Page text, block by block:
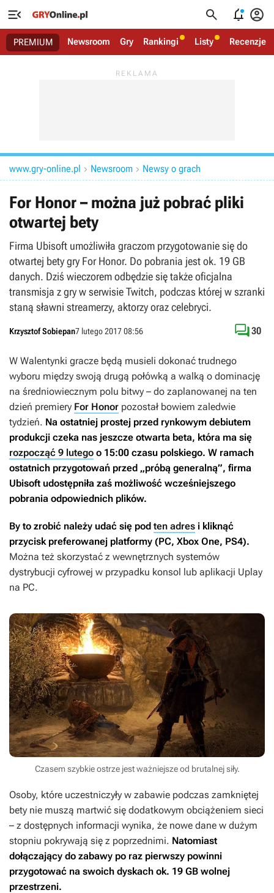
   
PREMIUM Newsroom Gry Rankingi Listy Recenzje
www.gry-online.pl  Newsroom  Newsy o grach
For Honor – można już pobrać pliki
otwartej bety
Firma Ubisoft umożliwiła graczom przygotowanie się do
otwartej bety gry For Honor. Do pobrania jest ok. 19 GB
danych. Dziś wieczorem odbędzie się także oficjalna
transmisja z gry w serwisie Twitch, podczas której w szranki
staną sławni streamerzy, aktorzy oraz celebryci.
Krzysztof Sobiepan7 lutego 2017 08:56 30
W Walentynki gracze będą musieli dokonać trudnego
wyboru między swoją drugą połówką a walką o dominację
na średniowiecznym polu bitwy – do zaplanowanej na ten
dzień premiery For Honor pozostał bowiem zaledwie
tydzień. Na ostatniej prostej przed rynkowym debiutem
produkcji czeka nas jeszcze otwarta beta, która ma się
rozpocząć 9 lutego o 15:00 czasu polskiego. W ramach
ostatnich przygotowań przed „próbą generalną”, firma
Ubisoft udostępniła zaś możliwość wcześniejszego
pobrania odpowiednich plików.
By to zrobić należy udać się pod ten adres i kliknąć
przycisk preferowanej platformy (PC, Xbox One, PS4).
Można też skorzystać z wewnętrznych systemów
dystrybucji cyfrowej w przypadku konsol lub aplikacji Uplay
na PC.
Czasem szybkie ostrze jest ważniejsze od brutalnej siły.
Osoby, które uczestniczyły w zabawie podczas zamkniętej
bety nie muszą martwić się dodatkowym obciążeniem sieci
– z dostępnych informacji wynika, że nowe dane w dużym
stopniu pokrywają się z poprzednimi. Natomiast
dołączający do zabawy po raz pierwszy powinni
przygotować na swoich dyskach ok. 19 GB wolnej
przestrzeni.